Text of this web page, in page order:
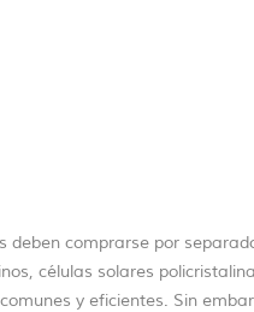
deben comprarse por
células solares
y eficientes. Sin